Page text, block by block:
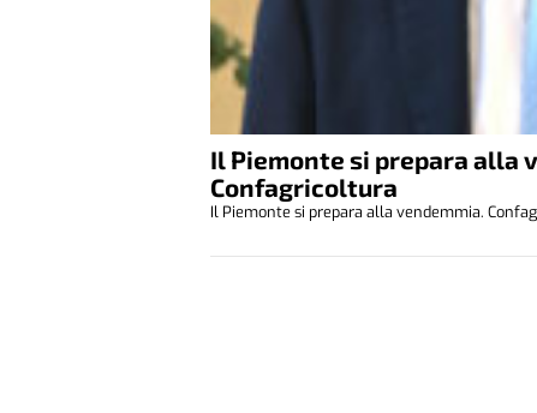
Il Piemonte si prepara alla
Confagricoltura
Il Piemonte si prepara alla vendemmia.